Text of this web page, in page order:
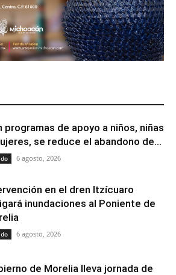
programas de apoyo a niños, niñas
se reduce el abandono de...
6 agosto, 2026
en el dren Itzícuaro
inundaciones al Poniente de
6 agosto, 2026
de Morelia lleva jornada de